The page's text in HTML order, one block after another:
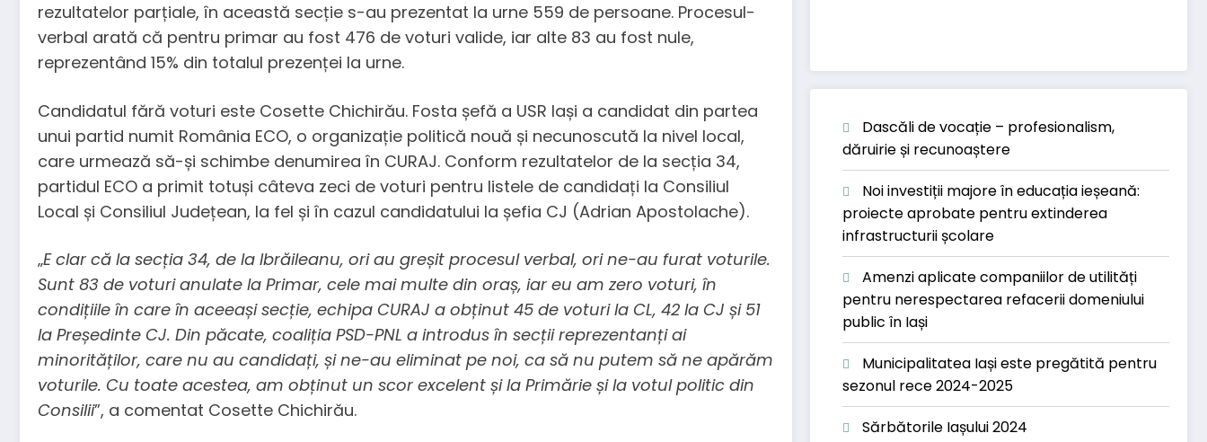
rezultatelor parțiale, în această secție s-au prezentat la urne 559 de persoane. Procesul-
verbal arată că pentru primar au fost 476 de voturi valide, iar alte 83 au fost nule,
reprezentând 15% din totalul prezenței la urne.
Candidatul fără voturi este Cosette Chichirău. Fosta șefă a USR Iași a candidat din partea
unui partid numit România ECO, o organizație politică nouă și necunoscută la nivel local,
care urmează să-și schimbe denumirea în CURAJ. Conform rezultatelor de la secția 34,
partidul ECO a primit totuși câteva zeci de voturi pentru listele de candidați la Consiliul
Local și Consiliul Județean, la fel și în cazul candidatului la șefia CJ (Adrian Apostolache).
„E clar că la secția 34, de la Ibrăileanu, ori au greșit procesul verbal, ori ne-au furat voturile.
Sunt 83 de voturi anulate la Primar, cele mai multe din oraș, iar eu am zero voturi, în
condițiile în care în aceeași secție, echipa CURAJ a obținut 45 de voturi la CL, 42 la CJ și 51
la Președinte CJ. Din păcate, coaliția PSD-PNL a introdus în secții reprezentanți ai
minorităților, care nu au candidați, și ne-au eliminat pe noi, ca să nu putem să ne apărăm
voturile. Cu toate acestea, am obținut un scor excelent și la Primărie și la votul politic din
Consilii”, a comentat Cosette Chichirău.
Dascăli de vocație – profesionalism,
dăruirie și recunoaștere
Noi investiții majore în educația ieșeană:
proiecte aprobate pentru extinderea
infrastructurii școlare
Amenzi aplicate companiilor de utilități
pentru nerespectarea refacerii domeniului
public în Iași
Municipalitatea Iași este pregătită pentru
sezonul rece 2024-2025
Sărbătorile Iașului 2024